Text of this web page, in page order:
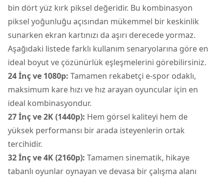
bin dört yüz kırk piksel değeridir. Bu kombinasyon
piksel yoğunluğu açısından mükemmel bir keskinlik
sunarken ekran kartınızı da aşırı derecede yormaz.
Aşağıdaki listede farklı kullanım senaryolarına göre en
ideal boyut ve çözünürlük eşleşmelerini görebilirsiniz.
24 İnç ve 1080p: Tamamen rekabetçi e-spor odaklı,
maksimum kare hızı ve hız arayan oyuncular için en
ideal kombinasyondur.
27 İnç ve 2K (1440p): Hem görsel kaliteyi hem de
yüksek performansı bir arada isteyenlerin ortak
tercihidir.
32 İnç ve 4K (2160p): Tamamen sinematik, hikaye
tabanlı oyunlar oynayan ve devasa bir çalışma alanı